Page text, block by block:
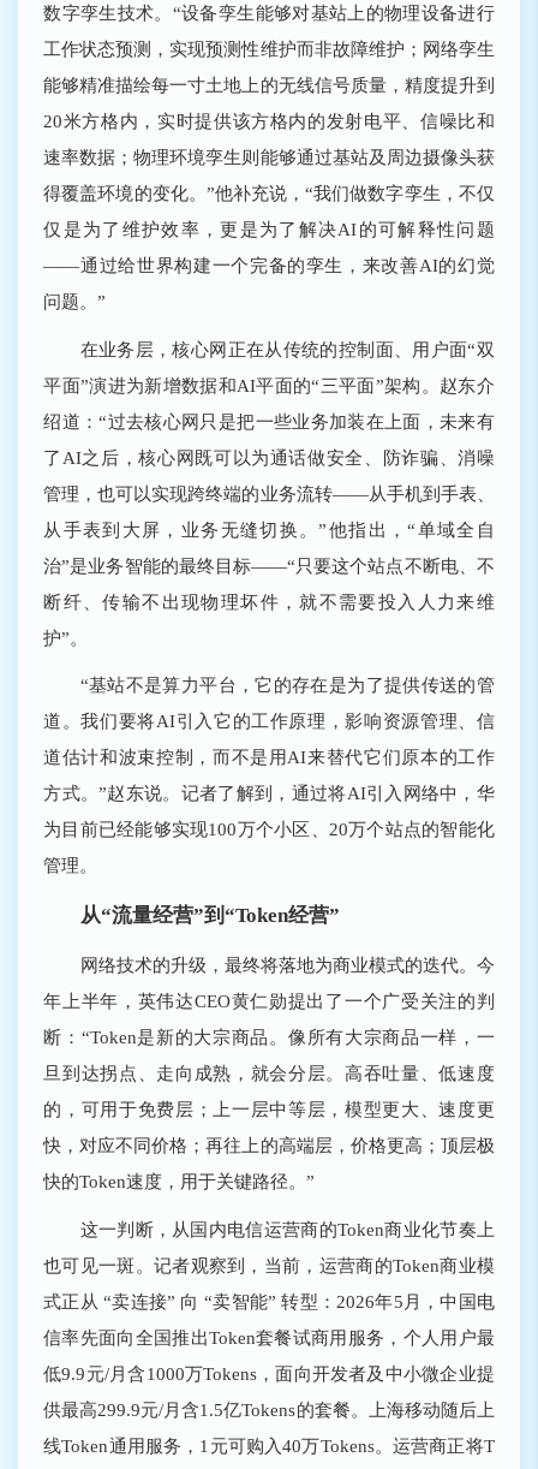
数字孪生技术。“设备孪生能够对基站上的物理设备进行
工作状态预测，实现预测性维护而非故障维护；网络孪生
能够精准描绘每一寸土地上的无线信号质量，精度提升到
20米方格内，实时提供该方格内的发射电平、信噪比和
速率数据；物理环境孪生则能够通过基站及周边摄像头获
得覆盖环境的变化。”他补充说，“我们做数字孪生，不仅
仅是为了维护效率，更是为了解决AI的可解释性问题
——通过给世界构建一个完备的孪生，来改善AI的幻觉
问题。”
在业务层，核心网正在从传统的控制面、用户面“双
平面”演进为新增数据和AI平面的“三平面”架构。赵东介
绍道：“过去核心网只是把一些业务加装在上面，未来有
了AI之后，核心网既可以为通话做安全、防诈骗、消噪
管理，也可以实现跨终端的业务流转——从手机到手表、
从手表到大屏，业务无缝切换。”他指出，“单域全自
治”是业务智能的最终目标——“只要这个站点不断电、不
断纤、传输不出现物理坏件，就不需要投入人力来维
护”。
“基站不是算力平台，它的存在是为了提供传送的管
道。我们要将AI引入它的工作原理，影响资源管理、信
道估计和波束控制，而不是用AI来替代它们原本的工作
方式。”赵东说。记者了解到，通过将AI引入网络中，华
为目前已经能够实现100万个小区、20万个站点的智能化
管理。
从“流量经营”到“Token经营”
网络技术的升级，最终将落地为商业模式的迭代。今
年上半年，英伟达CEO黄仁勋提出了一个广受关注的判
断：“Token是新的大宗商品。像所有大宗商品一样，一
旦到达拐点、走向成熟，就会分层。高吞吐量、低速度
的，可用于免费层；上一层中等层，模型更大、速度更
快，对应不同价格；再往上的高端层，价格更高；顶层极
快的Token速度，用于关键路径。”
这一判断，从国内电信运营商的Token商业化节奏上
也可见一斑。记者观察到，当前，运营商的Token商业模
式正从 “卖连接” 向 “卖智能” 转型：2026年5月，中国电
信率先面向全国推出Token套餐试商用服务，个人用户最
低9.9元/月含1000万Tokens，面向开发者及中小微企业提
供最高299.9元/月含1.5亿Tokens的套餐。上海移动随后上
线Token通用服务，1元可购入40万Tokens。运营商正将T